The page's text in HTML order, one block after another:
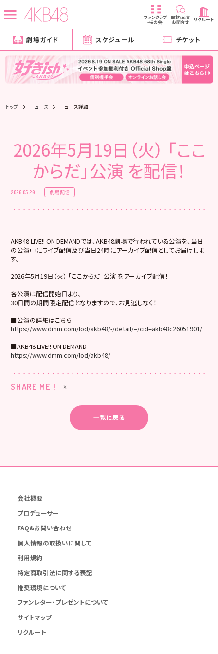
ファンクラブ
-柱の会-
取材/出演
お問合せ リクルート
劇場ガイド スケジュール チケット
トップ ニュース ニュース詳細
2026年5月19日（火） 「ここ
からだ」公演 を配信！
2026.05.20 劇場配信
AKB48 LIVE!! ON DEMANDでは、AKB48劇場で行われている公演を、当日
の公演中にライブ配信及び当日24時にアーカイブ配信としてお届けしま
す。
2026年5月19日（火） 「ここからだ」公演 をアーカイブ配信！
各公演は配信開始日より、
30日間の期間限定配信となりますので、お見逃しなく！
■公演の詳細はこちら
https://www.dmm.com/lod/akb48/-/detail/=/cid=akb48c26051901/
■AKB48 LIVE!! ON DEMAND
https://www.dmm.com/lod/akb48/
SHARE ME !
一覧に戻る
会社概要
プロデューサー
FAQ&お問い合わせ
個人情報の取扱いに関して
利用規約
特定商取引法に関する表記
推奨環境について
ファンレター・プレゼントについて
サイトマップ
リクルート